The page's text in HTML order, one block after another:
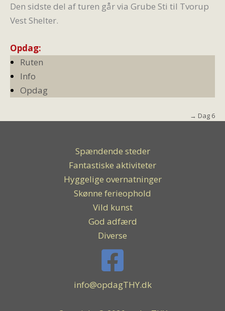
Den sidste del af turen går via Grube Sti til Tvorup
Vest Shelter.
Opdag:
Ruten
Info
Opdag
→ Dag 6
Spændende steder
Fantastiske aktiviteter
Hyggelige overnatninger
Skønne ferieophold
Vild kunst
God adfærd
Diverse
info@opdagTHY.dk